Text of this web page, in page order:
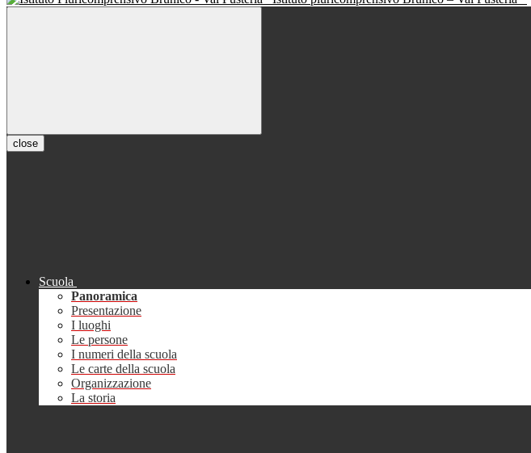
close
Scuola
Panoramica
Presentazione
I luoghi
Le persone
I numeri della scuola
Le carte della scuola
Organizzazione
La storia